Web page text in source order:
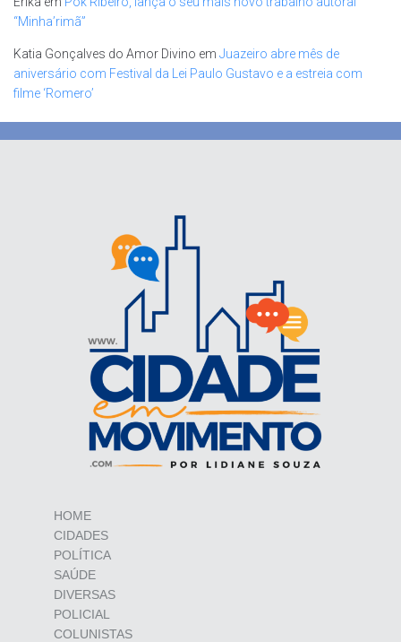
“Minha’rimã”
Katia Gonçalves do Amor Divino em Juazeiro abre mês de
aniversário com Festival da Lei Paulo Gustavo e a estreia com
filme ‘Romero’
HOME
CIDADES
POLÍTICA
SAÚDE
DIVERSAS
POLICIAL
COLUNISTAS